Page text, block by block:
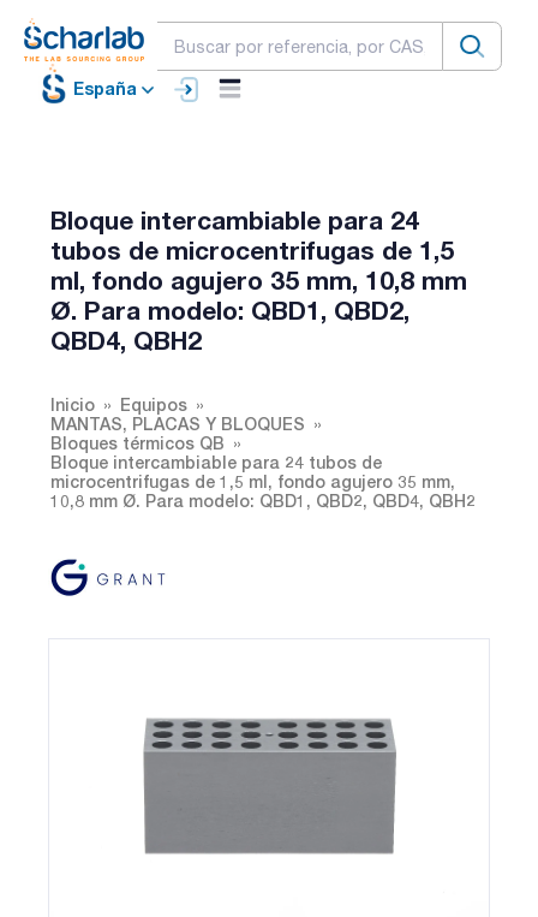
España
Bloque intercambiable para 24
tubos de microcentrifugas de 1,5
ml, fondo agujero 35 mm, 10,8 mm
Ø. Para modelo: QBD1, QBD2,
QBD4, QBH2
Inicio
Equipos
MANTAS, PLACAS Y BLOQUES
Bloques térmicos QB
Bloque intercambiable para 24 tubos de
microcentrifugas de 1,5 ml, fondo agujero 35 mm,
10,8 mm Ø. Para modelo: QBD1, QBD2, QBD4, QBH2